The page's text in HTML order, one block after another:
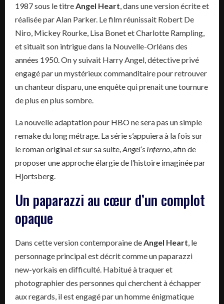
1987 sous le titre Angel Heart , dans une version écrite et
réalisée par Alan Parker. Le film réunissait Robert De
Niro, Mickey Rourke, Lisa Bonet et Charlotte Rampling,
et situait son intrigue dans la Nouvelle-Orléans des
années 1950. On y suivait Harry Angel, détective privé
engagé par un mystérieux commanditaire pour retrouver
un chanteur disparu, une enquête qui prenait une tournure
de plus en plus sombre.
La nouvelle adaptation pour HBO ne sera pas un simple
remake du long métrage. La série s’appuiera à la fois sur
le roman original et sur sa suite, Angel’s Inferno , afin de
proposer une approche élargie de l’histoire imaginée par
Hjortsberg.
Un paparazzi au cœur d’un complot
opaque
Dans cette version contemporaine de Angel Heart , le
personnage principal est décrit comme un paparazzi
new-yorkais en difficulté. Habitué à traquer et
photographier des personnes qui cherchent à échapper
aux regards, il est engagé par un homme énigmatique